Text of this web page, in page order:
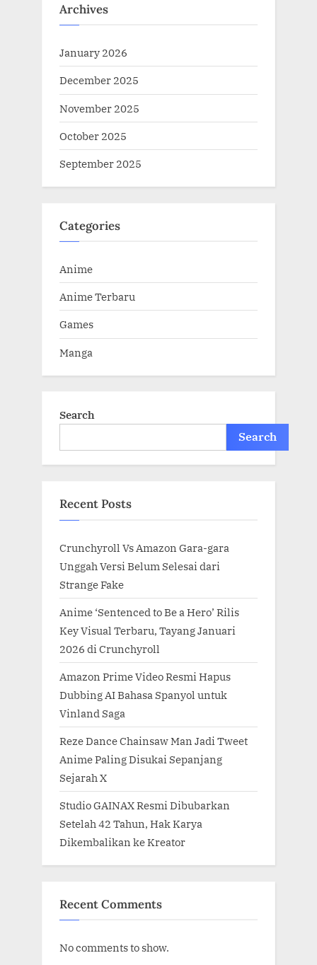
Archives
January 2026
December 2025
November 2025
October 2025
September 2025
Categories
Anime
Anime Terbaru
Games
Manga
Search
Search
Recent Posts
Crunchyroll Vs Amazon Gara-gara
Unggah Versi Belum Selesai dari
Strange Fake
Anime ‘Sentenced to Be a Hero’ Rilis
Key Visual Terbaru, Tayang Januari
2026 di Crunchyroll
Amazon Prime Video Resmi Hapus
Dubbing AI Bahasa Spanyol untuk
Vinland Saga
Reze Dance Chainsaw Man Jadi Tweet
Anime Paling Disukai Sepanjang
Sejarah X
Studio GAINAX Resmi Dibubarkan
Setelah 42 Tahun, Hak Karya
Dikembalikan ke Kreator
Recent Comments
No comments to show.